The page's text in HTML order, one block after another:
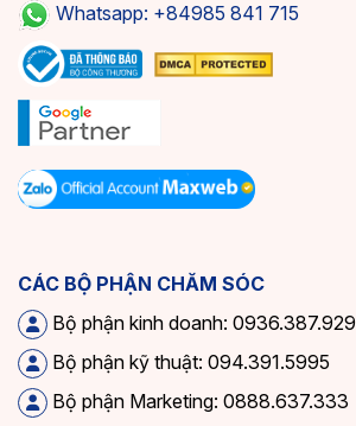
Whatsapp: +84985 841 715
CÁC BỘ PHẬN CHĂM SÓC
Bộ phận kinh doanh: 0936.387.929
Bộ phận kỹ thuật: 094.391.5995
Bộ phận Marketing: 0888.637.333